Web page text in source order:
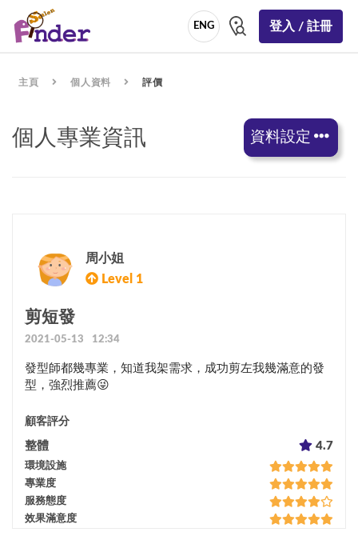
ENG 登入 / 註冊
主頁 個人資料 評價
個人專業資訊 資料設定
周小姐
Level 1
剪短發
2021-05-13 12:34
發型師都幾專業，知道我架需求，成功剪左我幾滿意的發
型，強烈推薦😜
顧客評分
整體 4.7
環境設施
專業度
服務態度
效果滿意度